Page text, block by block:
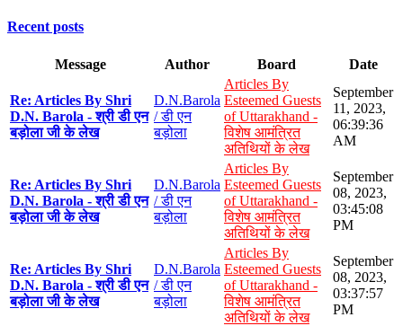
Recent posts
Message Author Board Date
Re: Articles By Shri
D.N. Barola - श्री डी एन
बड़ोला जी के लेख
D.N.Barola
/ डी एन
बड़ोला
Articles By
Esteemed Guests
of Uttarakhand -
विशेष आमंत्रित
अतिथियों के लेख
September
11, 2023,
06:39:36
AM
Re: Articles By Shri
D.N. Barola - श्री डी एन
बड़ोला जी के लेख
D.N.Barola
/ डी एन
बड़ोला
Articles By
Esteemed Guests
of Uttarakhand -
विशेष आमंत्रित
अतिथियों के लेख
September
08, 2023,
03:45:08
PM
Re: Articles By Shri
D.N. Barola - श्री डी एन
बड़ोला जी के लेख
D.N.Barola
/ डी एन
बड़ोला
Articles By
Esteemed Guests
of Uttarakhand -
विशेष आमंत्रित
अतिथियों के लेख
September
08, 2023,
03:37:57
PM